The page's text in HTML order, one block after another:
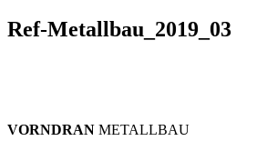
Ref-Metallbau_2019_03
VORNDRAN METALLBAU